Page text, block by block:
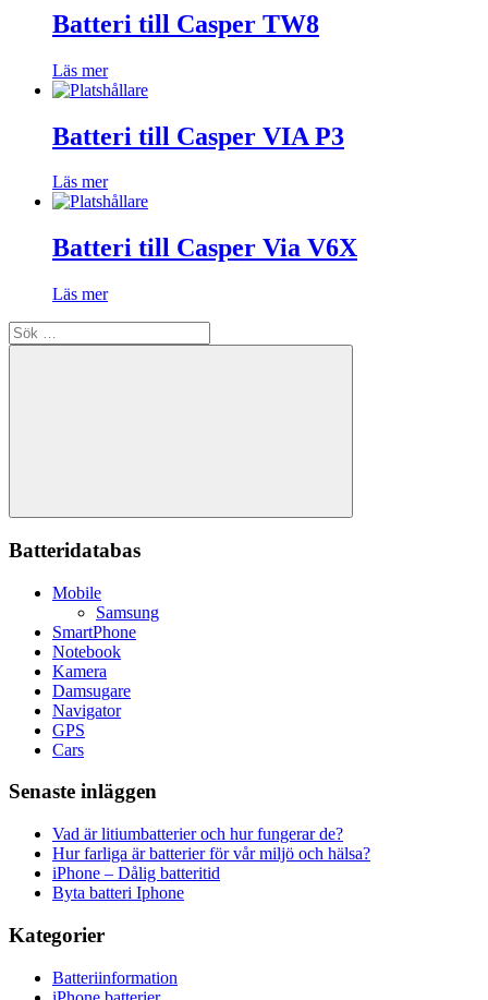
Batteri till Casper TW8
Läs mer
Batteri till Casper VIA P3
Läs mer
Batteri till Casper Via V6X
Läs mer
Sök
efter:
Sök
Batteridatabas
Mobile
Samsung
SmartPhone
Notebook
Kamera
Damsugare
Navigator
GPS
Cars
Senaste inläggen
Vad är litiumbatterier och hur fungerar de?
Hur farliga är batterier för vår miljö och hälsa?
iPhone – Dålig batteritid
Byta batteri Iphone
Kategorier
Batteriinformation